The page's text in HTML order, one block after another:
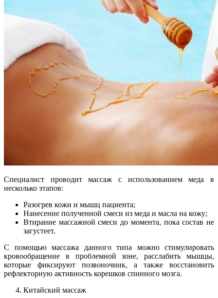
Специалист проводит массаж с использованием меда в
несколько этапов:
Разогрев кожи и мышц пациента;
Нанесение полученной смеси из меда и масла на кожу;
Втирание массажной смеси до момента, пока состав не
загустеет.
С помощью массажа данного типа можно стимулировать
кровообращение в проблемной зоне, расслабить мышцы,
которые фиксируют позвоночник, а также восстановить
рефлекторную активность корешков спинного мозга.
Китайский массаж